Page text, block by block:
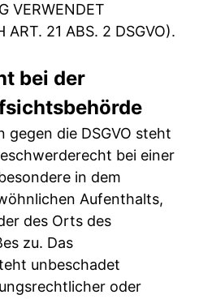
VERWENDET
ART. 21 ABS. 2 DSGVO).
bei der
gegen die DSGVO steht
bei einer
in dem
Aufenthalts,
des Orts des
zu. Das
unbeschadet
oder